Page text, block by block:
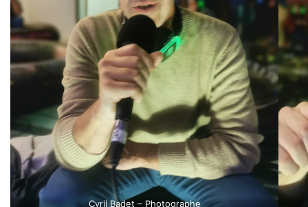
Cyril Badet – Photographe